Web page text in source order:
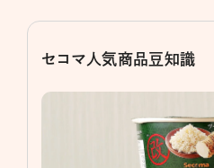
セコマ人気商品豆知識